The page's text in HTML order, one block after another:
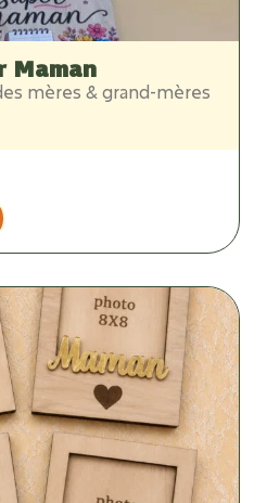
Maman
mères & grand-mères